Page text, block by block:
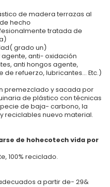
de madera terrazas al
hecho
tratada de
grado un)
anti- oxidación
anti hongos agente,
refuerzo, lubricantes... Etc.)
premezclado y sacada por
de plástico con técnicas
de baja- carbono, la
reciclables nuevo material.
de hohecotech vida por
100% reciclado.
a partir de- 29&